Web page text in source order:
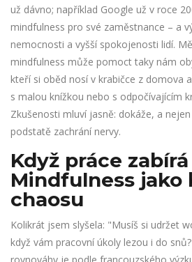
už dávno; například Google už v roce
mindfulness pro své zaměstnance – a
nemocnosti a vyšší spokojenosti lidí.
mindfulness může pomoct taky nám
kteří si oběd nosí v krabičce z domova
s malou knížkou nebo s odpočívajícím
Zkušenosti mluví jasně: dokáže, a
podstatě zachrání nervy.
Když práce
Mindfulness jako
chaosu
Kolikrát jsem slyšela: "Musíš si udržet
když vám pracovní úkoly lezou i do